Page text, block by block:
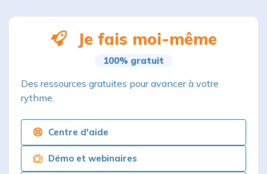
Je fais moi-même
100% gratuit
Des ressources gratuites pour avancer à votre
rythme.
Centre d'aide
Démo et webinaires